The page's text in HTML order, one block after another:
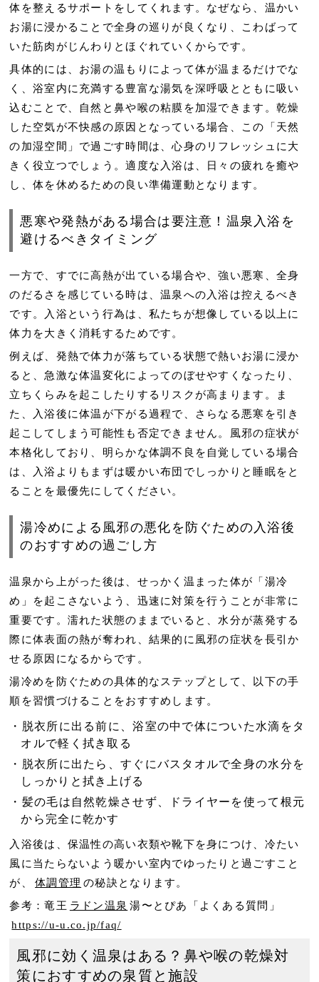
体を整えるサポートをしてくれます。なぜなら、温かい
お湯に浸かることで全身の巡りが良くなり、こわばって
いた筋肉がじんわりとほぐれていくからです。
具体的には、お湯の温もりによって体が温まるだけでな
く、浴室内に充満する豊富な湯気を深呼吸とともに吸い
込むことで、自然と鼻や喉の粘膜を加湿できます。乾燥
した空気が不快感の原因となっている場合、この「天然
の加湿空間」で過ごす時間は、心身のリフレッシュに大
きく役立つでしょう。適度な入浴は、日々の疲れを癒や
し、体を休めるための良い準備運動となります。
悪寒や発熱がある場合は要注意！温泉入浴を
避けるべきタイミング
一方で、すでに高熱が出ている場合や、強い悪寒、全身
のだるさを感じている時は、温泉への入浴は控えるべき
です。入浴という行為は、私たちが想像している以上に
体力を大きく消耗するためです。
例えば、発熱で体力が落ちている状態で熱いお湯に浸か
ると、急激な体温変化によってのぼせやすくなったり、
立ちくらみを起こしたりするリスクが高まります。ま
た、入浴後に体温が下がる過程で、さらなる悪寒を引き
起こしてしまう可能性も否定できません。風邪の症状が
本格化しており、明らかな体調不良を自覚している場合
は、入浴よりもまずは暖かい布団でしっかりと睡眠をと
ることを最優先にしてください。
湯冷めによる風邪の悪化を防ぐための入浴後
のおすすめの過ごし方
温泉から上がった後は、せっかく温まった体が「湯冷
め」を起こさないよう、迅速に対策を行うことが非常に
重要です。濡れた状態のままでいると、水分が蒸発する
際に体表面の熱が奪われ、結果的に風邪の症状を長引か
せる原因になるからです。
湯冷めを防ぐための具体的なステップとして、以下の手
順を習慣づけることをおすすめします。
脱衣所に出る前に、浴室の中で体についた水滴をタ
オルで軽く拭き取る
脱衣所に出たら、すぐにバスタオルで全身の水分を
しっかりと拭き上げる
髪の毛は自然乾燥させず、ドライヤーを使って根元
から完全に乾かす
入浴後は、保温性の高い衣類や靴下を身につけ、冷たい
風に当たらないよう暖かい室内でゆったりと過ごすこと
が、
体調管理 の秘訣となります。
参考：竜王 ラドン温泉 湯〜とぴあ「よくある質問」
https://u-u.co.jp/faq/
風邪に効く温泉はある？鼻や喉の乾燥対
策におすすめの泉質と施設